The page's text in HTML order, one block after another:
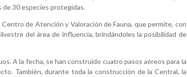
de 30 especies protegidas.
de Atención y Valoración de Fauna, que permite, con
del área de influencia, brindándoles la posibilidad de
A la fecha, se han construido cuatro pasos aéreos para la
También, durante toda la construcción de la Central, la